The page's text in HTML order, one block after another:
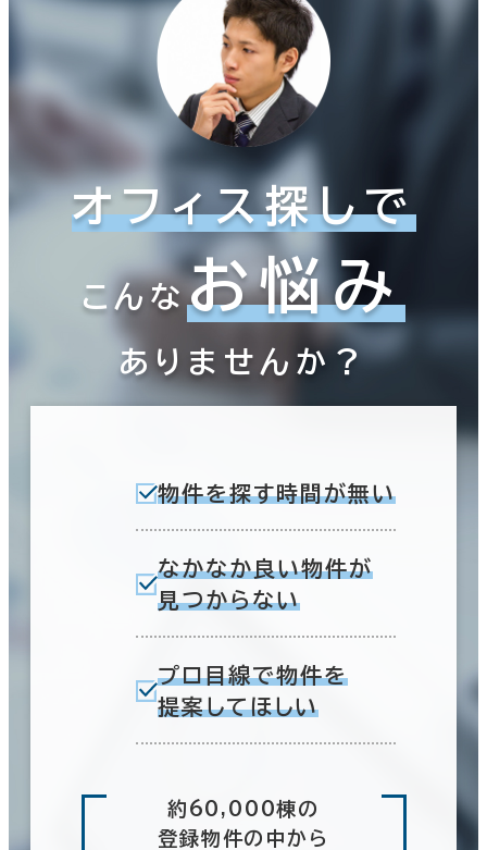
オフィス探しで
こんなお悩み
ありませんか？
物件を探す時間が無い
なかなか良い物件が
見つからない
プロ目線で物件を
提案してほしい
約60,000棟の
登録物件の中から